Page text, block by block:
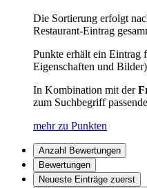
Die Sortierung erfolgt
Restaurant-Eintrag
Punkte erhält ein Eintrag
Eigenschaften und
In Kombination mit der
zum Suchbegriff
mehr zu Punkten
Anzahl Bewertungen
Bewertungen
Neueste Einträge zuerst